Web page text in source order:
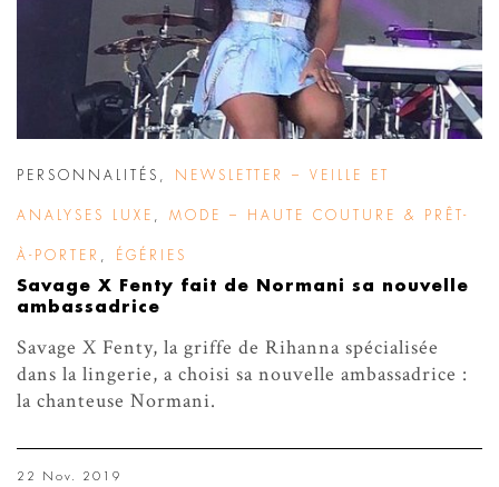
PERSONNALITÉS NEWSLETTER – VEILLE ET
ANALYSES LUXE MODE – HAUTE COUTURE & PRÊT-
À-PORTER ÉGÉRIES
Savage X Fenty fait de Normani sa nouvelle
ambassadrice
Savage X Fenty, la griffe de Rihanna spécialisée
dans la lingerie, a choisi sa nouvelle ambassadrice :
la chanteuse Normani.
22 Nov. 2019